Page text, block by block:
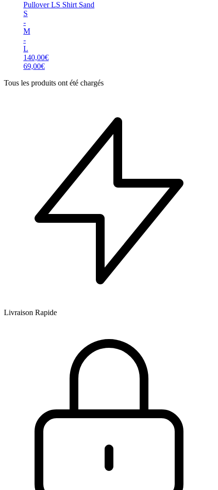
Pullover LS Shirt Sand
S
-
M
-
L
140,00€
69,00€
Tous les produits ont été chargés
Livraison Rapide